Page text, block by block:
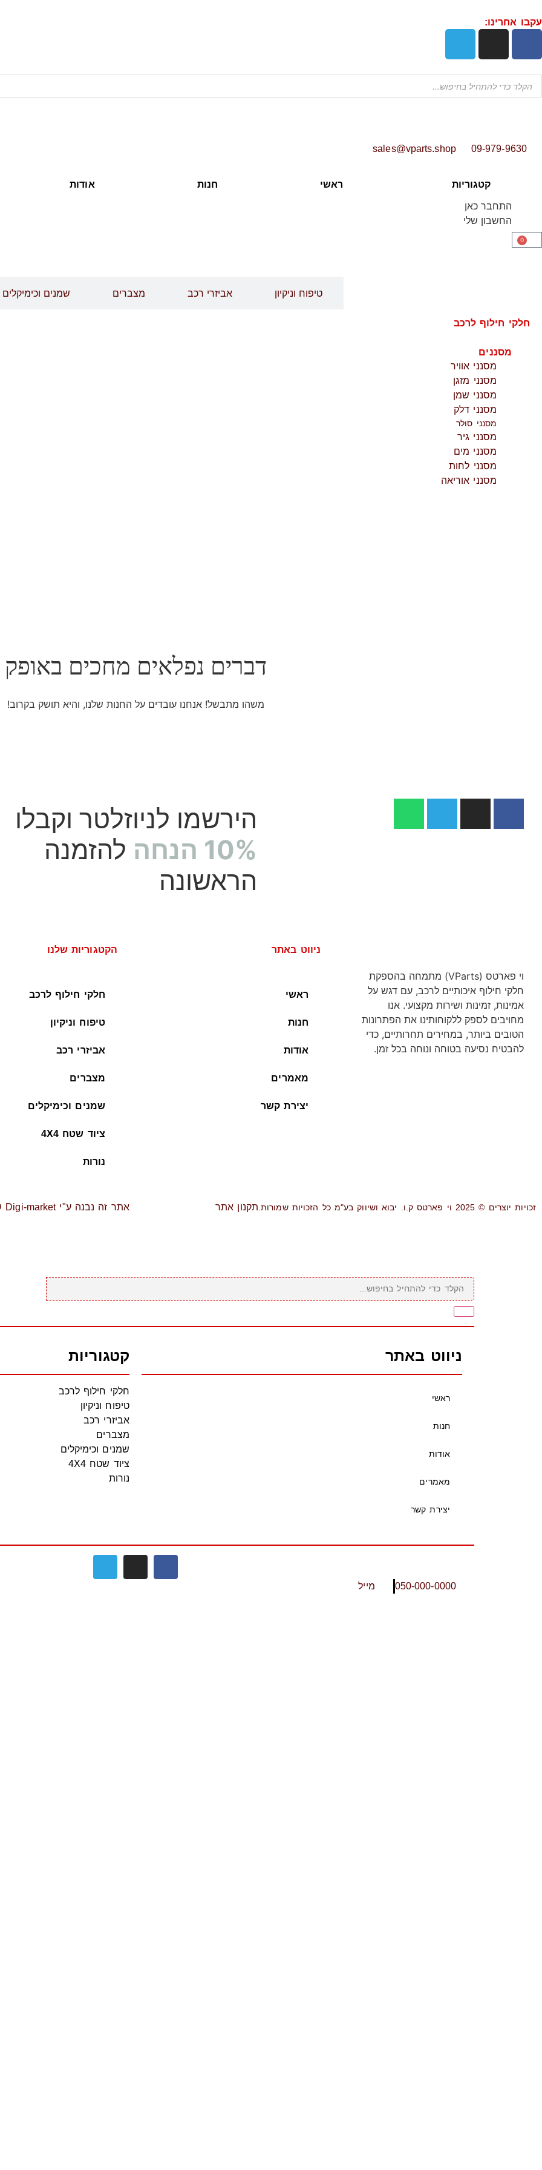
עקבו אחרינו:
09-979-9630
sales@vparts.shop
קטגוריות ראשי חנות אודות
התחבר כאן
החשבון שלי
0
טיפוח וניקיון אביזרי רכב מצברים שמנים וכימיקלים
חלקי חילוף לרכב
מסננים
מסנני אוויר
מסנני מזגן
מסנני שמן
מסנני דלק
מסנני סולר
מסנני גיר
מסנני מים
מסנני לחות
מסנני אוריאה
דברים נפלאים מחכים באופק
משהו מתבשל! אנחנו עובדים על החנות שלנו, והיא תושק בקרוב!
הירשמו לניוזלטר וקבלו
10% הנחה
להזמנה
הראשונה
וי פארטס (VParts) מתמחה בהספקת
חלקי חילוף איכותיים לרכב, עם דגש על
אמינות, זמינות ושירות מקצועי. אנו
מחויבים לספק ללקוחותינו את הפתרונות
הטובים ביותר, במחירים תחרותיים, כדי
להבטיח נסיעה בטוחה ונוחה בכל זמן.
ניווט באתר
ראשי
חנות
אודות
מאמרים
יצירת קשר
הקטגוריות שלנו
חלקי חילוף לרכב
טיפוח וניקיון
אביזרי רכב
מצברים
שמנים וכימיקלים
ציוד שטח 4X4
נורות
זכויות יוצרים © 2025 וי פארטס ק.ו. יבוא ושיווק בע"מ כל הזכויות שמורות. תקנון אתר אתר זה נבנה ע"י Digi-market שיווק דיגיטלי ברמה אחרת
ניווט באתר
ראשי
חנות
אודות
מאמרים
יצירת קשר
קטגוריות
חלקי חילוף לרכב
טיפוח וניקיון
אביזרי רכב
מצברים
שמנים וכימיקלים
ציוד שטח 4X4
נורות
050-000-0000 מייל